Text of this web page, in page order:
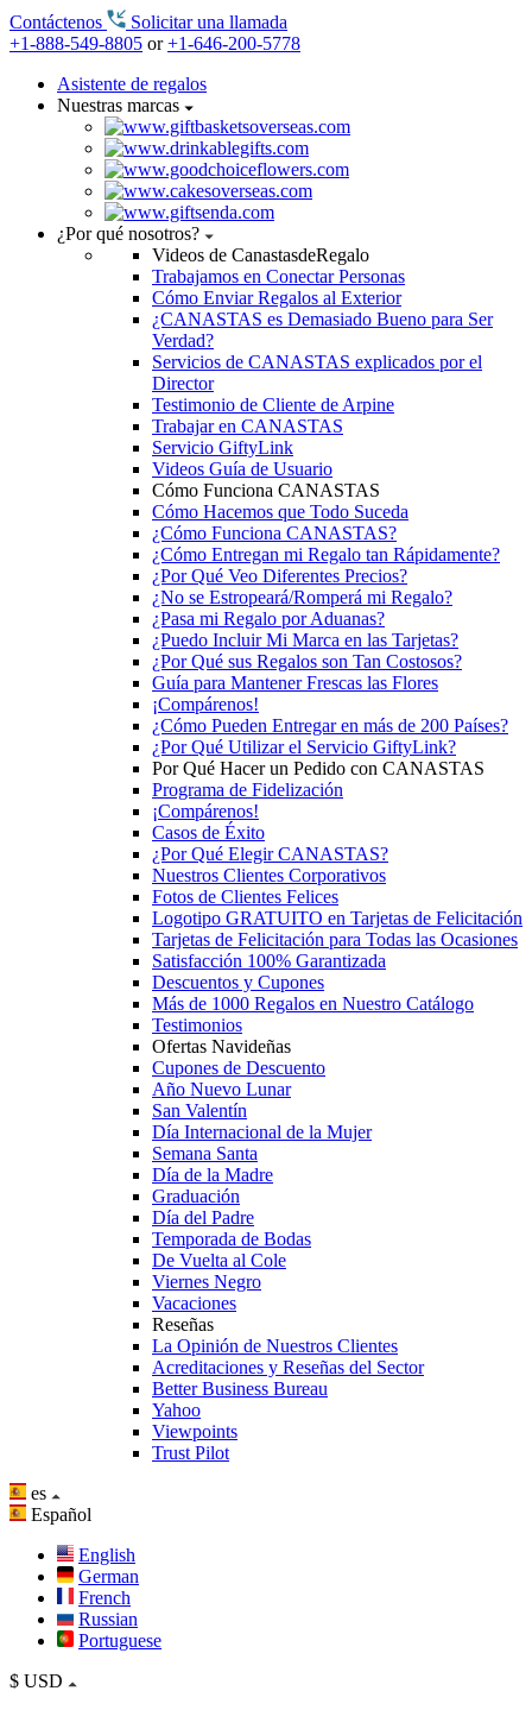
Contáctenos
Solicitar una llamada
+1-888-549-8805 or+1-646-200-5778
Asistente de regalos
Nuestras marcas
¿Por qué nosotros?
Videos de CanastasdeRegalo
Trabajamos en Conectar Personas
Cómo Enviar Regalos al Exterior
¿CANASTAS es Demasiado Bueno para Ser
Verdad?
Servicios de CANASTAS explicados por el
Director
Testimonio de Cliente de Arpine
Trabajar en CANASTAS
Servicio GiftyLink
Videos Guía de Usuario
Cómo Funciona CANASTAS
Cómo Hacemos que Todo Suceda
¿Cómo Funciona CANASTAS?
¿Cómo Entregan mi Regalo tan Rápidamente?
¿Por Qué Veo Diferentes Precios?
¿No se Estropeará/Romperá mi Regalo?
¿Pasa mi Regalo por Aduanas?
¿Puedo Incluir Mi Marca en las Tarjetas?
¿Por Qué sus Regalos son Tan Costosos?
Guía para Mantener Frescas las Flores
¡Compárenos!
¿Cómo Pueden Entregar en más de 200 Países?
¿Por Qué Utilizar el Servicio GiftyLink?
Por Qué Hacer un Pedido con CANASTAS
Programa de Fidelización
¡Compárenos!
Casos de Éxito
¿Por Qué Elegir CANASTAS?
Nuestros Clientes Corporativos
Fotos de Clientes Felices
Logotipo GRATUITO en Tarjetas de Felicitación
Tarjetas de Felicitación para Todas las Ocasiones
Satisfacción 100% Garantizada
Descuentos y Cupones
Más de 1000 Regalos en Nuestro Catálogo
Testimonios
Ofertas Navideñas
Cupones de Descuento
Año Nuevo Lunar
San Valentín
Día Internacional de la Mujer
Semana Santa
Día de la Madre
Graduación
Día del Padre
Temporada de Bodas
De Vuelta al Cole
Viernes Negro
Vacaciones
Reseñas
La Opinión de Nuestros Clientes
Acreditaciones y Reseñas del Sector
Better Business Bureau
Yahoo
Viewpoints
Trust Pilot
es
Español
English
German
French
Russian
Portuguese
$ USD